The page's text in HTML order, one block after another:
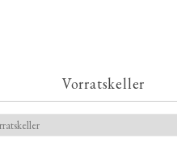
Vorratskeller